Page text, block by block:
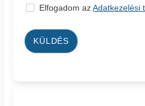
Elfogadom azAdatkezelési
KÜLDÉS